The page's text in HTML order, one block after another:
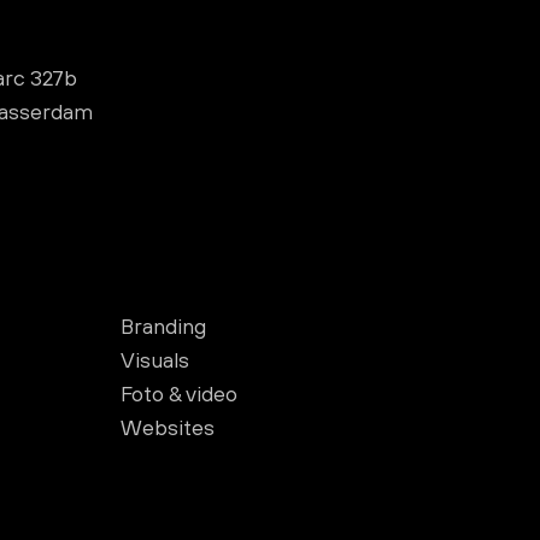
327b
Branding
Visuals
Foto & video
Websites